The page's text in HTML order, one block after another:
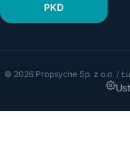
PKD
© 2026 Propsyche Sp. z o.o. /